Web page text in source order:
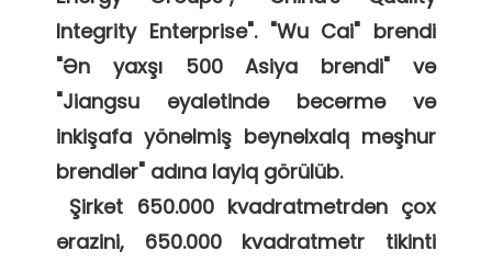
Integrity Enterprise". "Wu Cai" brendi
"Ən yaxşı 500 Asiya brendi" və
"Jiangsu əyalətində becərmə və
inkişafa yönəlmiş beynəlxalq məşhur
brendlər" adına layiq görülüb.
ərazini, 650.000 kvadratmetr tikinti